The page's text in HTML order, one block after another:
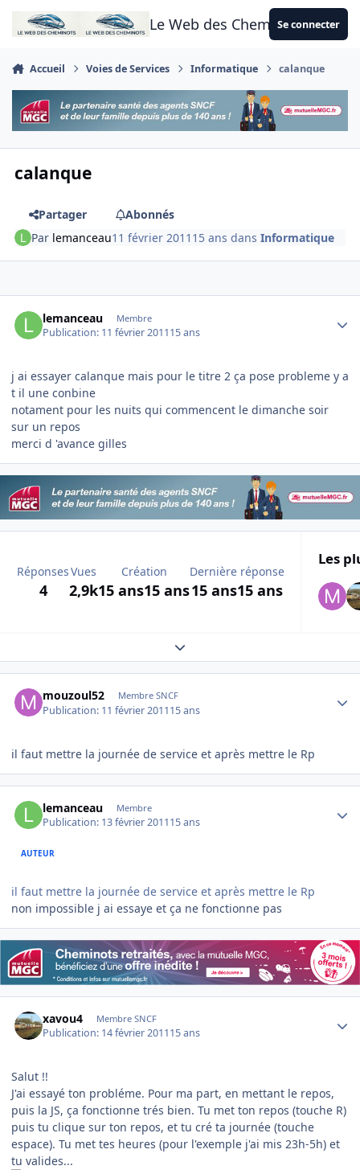
Aller au contenu
Le Web des CheminotsSe connecter
Accueil Voies de Services Informatique calanque
calanque
Partager
Abonnés
Par lemanceau11 février 2011 15 ans dansInformatique
lemanceau Membre
Publication: 11 février 201115 ans
j ai essayer calanque mais pour le titre 2 ça pose probleme y a
t il une conbine
notament pour les nuits qui commencent le dimanche soir
sur un repos
merci d 'avance gilles
Réponses
4
Vues
2,9k
Création
15 ans15 ans
Dernière réponse
15 ans15 ans
Les
Expand topic overview
mouzoul52 Membre SNCF
Publication: 11 février 201115 ans
il faut mettre la journée de service et après mettre le Rp
lemanceau Membre
Publication: 13 février 201115 ans
AUTEUR
il faut mettre la journée de service et après mettre le Rp
non impossible j ai essaye et ça ne fonctionne pas
xavou4 Membre SNCF
Publication: 14 février 201115 ans
Salut !!
J'ai essayé ton probléme. Pour ma part, en mettant le repos,
puis la JS, ça fonctionne trés bien. Tu met ton repos (touche R)
puis tu clique sur ton repos, et tu cré ta journée (touche
espace). Tu met tes heures (pour l'exemple j'ai mis 23h-5h) et
tu valides...